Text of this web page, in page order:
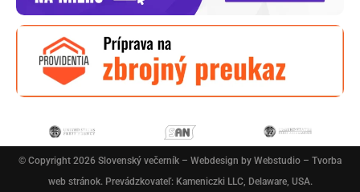
© Copyright 2026 Slovenský večerník – Webdesign by Webstudio – Tvorba
web stránok. Prevádzkovateľ: Kameniczki LLC, Delaware, USA.